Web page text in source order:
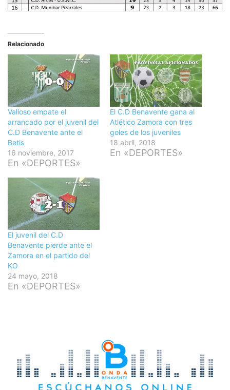
Relacionado
Valioso empate el
arrancado por el juvenil del
C.D Benavente ante el
Betis
16 noviembre, 2017
En «DEPORTES»
El C.D Benavente gana al
Atlético Zamora con tres
goles de los juveniles
18 abril, 2018
En «DEPORTES»
El juvenil del C.D
Benavente pierde ante el
Zamora en el partido del
KO
24 mayo, 2018
En «DEPORTES»